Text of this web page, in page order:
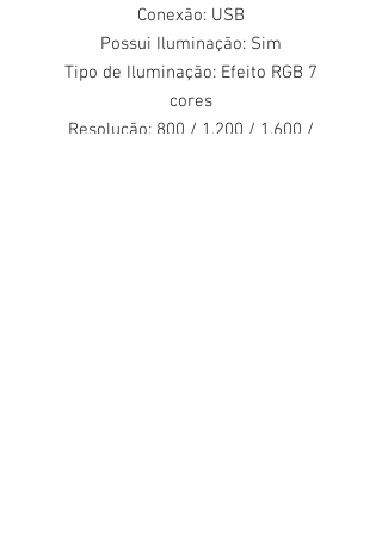
Conexão: USB
Possui Iluminação: Sim
Tipo de Iluminação: Efeito RGB 7
cores
Resolução: 800 / 1.200 / 1.600 /